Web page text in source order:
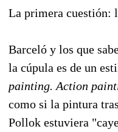
La primera cuestión:
Barceló y los que
la cúpula es de un
painting. Action
como si la pintura
Pollok estuviera